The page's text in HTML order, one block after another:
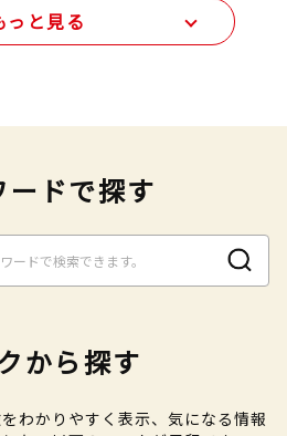
っと見る
ードで探す
から探す
わかりやすく表示、気になる情報